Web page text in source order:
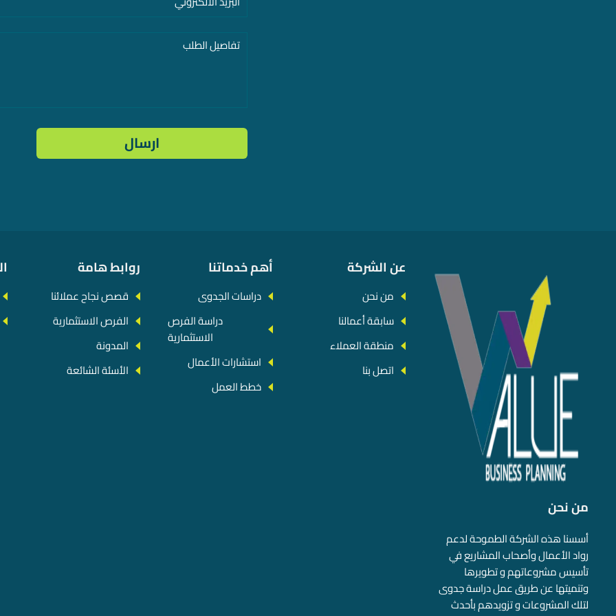
من نحن
أسسنا هذه الشركة الطموحة لدعم
رواد الأعمال وأصحاب المشاريع في
تأسيس مشروعاتهم و تطويرها
وتنميتها عن طريق عمل دراسة جدوى
لتلك المشروعات و تزويدهم بأحدث
عن الشركة
من نحن
سابقة أعمالنا
منطقة العملاء
اتصل بنا
أهم خدماتنا
دراسات الجدوى
دراسة الفرص
الاستثمارية
استشارات الأعمال
خطط العمل
روابط هامة
قصص نجاح عملائنا
الفرص الاستثمارية
المدونة
الأسئة الشائعة